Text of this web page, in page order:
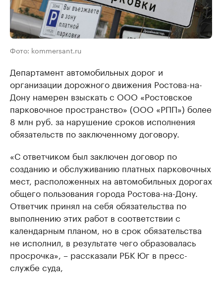
Фото: kommersant.ru
Департамент автомобильных дорог и
организации дорожного движения Ростова-на-
Дону намерен взыскать с ООО «Ростовское
парковочное пространство» (ООО «РПП») более
8 млн руб. за нарушение сроков исполнения
обязательств по заключенному договору.
«С ответчиком был заключен договор по
созданию и обслуживанию платных парковочных
мест, расположенных на автомобильных дорогах
общего пользования города Ростова-на-Дону.
Ответчик принял на себя обязательства по
выполнению этих работ в соответствии с
календарным планом, но в срок обязательства
не исполнил, в результате чего образовалась
просрочка», – рассказали РБК Юг в пресс-
службе суда,